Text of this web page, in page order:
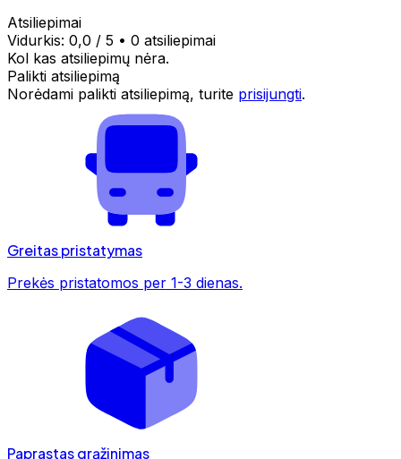
Atsiliepimai
Vidurkis: 0,0 / 5 • 0 atsiliepimai
Kol kas atsiliepimų nėra.
Palikti atsiliepimą
Norėdami palikti atsiliepimą, turite prisijungti.
Greitas pristatymas
Prekės pristatomos per 1-3 dienas.
Paprastas grąžinimas